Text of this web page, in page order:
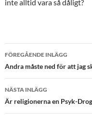
inte alltid vara så dåligt?
FÖREGÅENDE INLÄGG
Andra måste ned för att jag
NÄSTA INLÄGG
Är religionerna en Psyk-